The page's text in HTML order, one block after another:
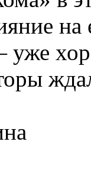
на
уже